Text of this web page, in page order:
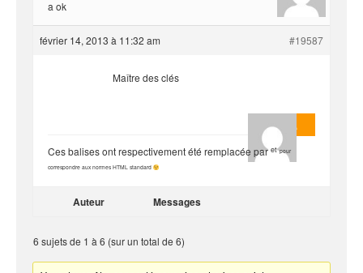
a ok
février 14, 2013 à 11:32 am #19587
Masterjoa
Maître des clés
Ces balises ont respectivement été remplacée par etpour
correspondre aux normes HTML standard
Auteur Messages
6 sujets de 1 à 6 (sur un total de 6)